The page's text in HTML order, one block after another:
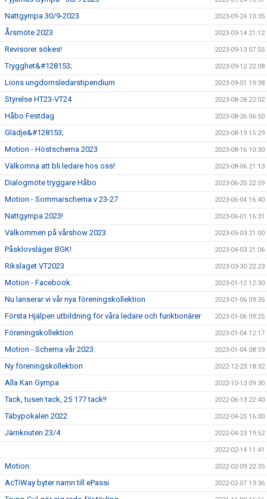
Nattgympa 30/9-2023 2023-09-24 10:35
Årsmöte 2023 2023-09-14 21:12
Revisorer sökes! 2023-09-13 07:55
Trygghet&#128153; 2023-09-12 22:08
Lions ungdomsledarstipendium 2023-09-01 19:38
Styrelse HT23-VT24 2023-08-28 22:02
Håbo Festdag 2023-08-26 06:50
Glädje&#128153; 2023-08-19 15:29
Motion - Höstschema 2023 2023-08-16 10:30
Välkomna att bli ledare hos oss! 2023-08-06 21:13
Dialogmöte tryggare Håbo 2023-06-20 22:59
Motion - Sommarschema v 23-27 2023-06-04 16:40
Nattgympa 2023! 2023-06-01 16:31
Välkommen på vårshow 2023 2023-05-03 21:00
Påsklovsläger BGK! 2023-04-03 21:06
Rikslaget VT2023 2023-03-30 22:23
Motion - Facebook: 2023-01-12 12:30
Nu lanserar vi vår nya föreningskollektion 2023-01-06 09:35
Första Hjälpen utbildning för våra ledare och funktionärer 2023-01-06 09:25
Föreningskollektion 2023-01-04 12:17
Motion - Schema vår 2023: 2023-01-04 08:59
Ny föreningskollektion 2022-12-23 18:32
Alla Kan Gympa 2022-10-13 09:30
Tack, tusen tack, 25 177 tack!! 2022-06-13 22:40
Täbypokalen 2022 2022-04-25 16:00
Järnknuten 23/4 2022-04-23 19:52
2022-02-14 11:41
Motion: 2022-02-09 22:35
AcTiWay byter namn till ePassi 2022-02-07 13:36